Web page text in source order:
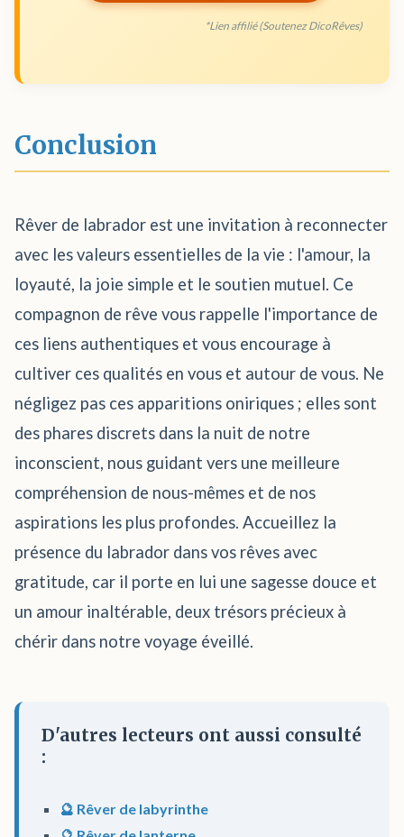
*Lien affilié (Soutenez DicoRêves)
Conclusion
Rêver de labrador est une invitation à reconnecter
avec les valeurs essentielles de la vie : l'amour, la
loyauté, la joie simple et le soutien mutuel. Ce
compagnon de rêve vous rappelle l'importance de
ces liens authentiques et vous encourage à
cultiver ces qualités en vous et autour de vous. Ne
négligez pas ces apparitions oniriques ; elles sont
des phares discrets dans la nuit de notre
inconscient, nous guidant vers une meilleure
compréhension de nous-mêmes et de nos
aspirations les plus profondes. Accueillez la
présence du labrador dans vos rêves avec
gratitude, car il porte en lui une sagesse douce et
un amour inaltérable, deux trésors précieux à
chérir dans notre voyage éveillé.
D'autres lecteurs ont aussi consulté
:
🔮 Rêver de labyrinthe